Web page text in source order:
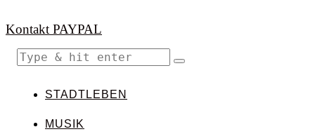
Kontakt PAYPAL
STADTLEBEN
MUSIK